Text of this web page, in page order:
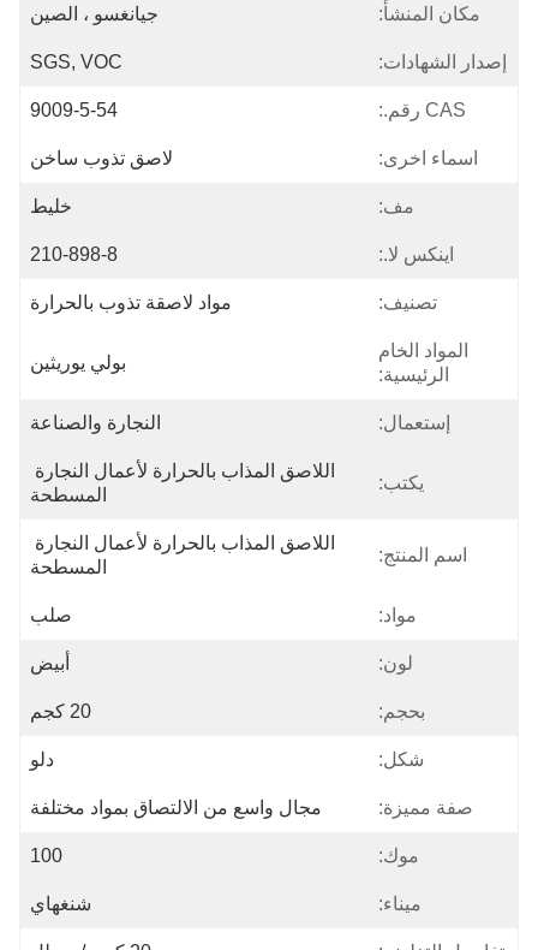
مكان المنشأ: جيانغسو ، الصين
إصدار الشهادات: SGS, VOC
CAS رقم.: 9009-5-54
اسماء اخرى: لاصق تذوب ساخن
مف: خليط
اينكس لا.: 210-898-8
تصنيف: مواد لاصقة تذوب بالحرارة
المواد الخام
الرئيسية:
بولي يوريثين
إستعمال: النجارة والصناعة
يكتب:
اللاصق المذاب بالحرارة لأعمال النجارة
المسطحة
اسم المنتج:
اللاصق المذاب بالحرارة لأعمال النجارة
المسطحة
مواد: صلب
لون: أبيض
بحجم: 20 كجم
شكل: دلو
صفة مميزة: مجال واسع من الالتصاق بمواد مختلفة
موك: 100
ميناء: شنغهاي